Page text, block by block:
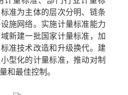
准为主体的层次分明、链条
施网络。实施计量标准能力
新建一批国家计量标准，加
准技术改造和升级换代。建
型化的计量标准，推动对制
和最佳控制。